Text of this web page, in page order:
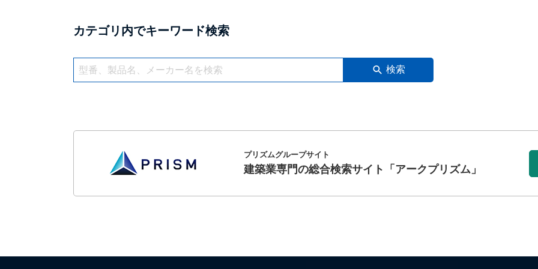
カテゴリ内でキーワード検索
検索
プリズムグループサイト
建築業専門の総合検索サイト 「アークプリズム」